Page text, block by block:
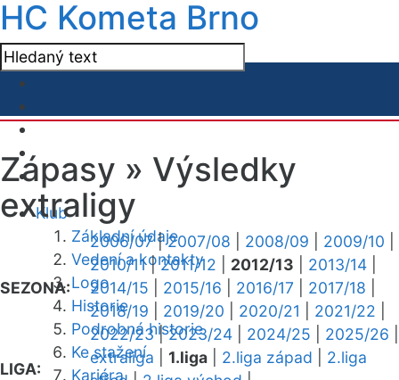
HC Kometa Brno
Klub
Základní údaje
Vedení a kontakty
Logo
Historie
Podrobná historie
Ke stažení
Kariéra
Zápasy » Výsledky
extraligy
SEZONA:
2006/07|2007/08 2008/09 2009/10
2010/11|2011/12 2012/13 2013/14
2014/15
2015/16 2016/17 2017/18
2018/19
2019/20 2020/21 2021/22
2022/23|2023/24 2024/25 2025/26
LIGA:
extraliga 1.liga 2.liga západ
2.liga